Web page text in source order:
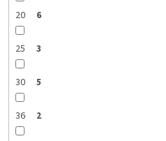
20 6
25 3
30 5
36 2